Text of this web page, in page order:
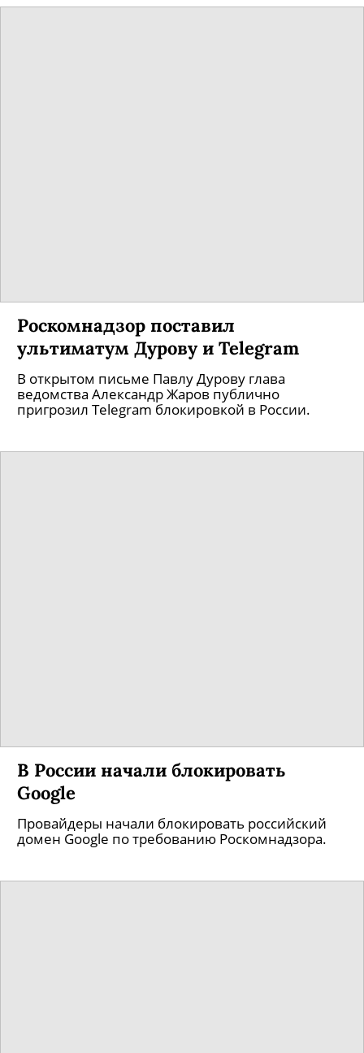
Роскомнадзор поставил
ультиматум Дурову и Telegram
В открытом письме Павлу Дурову глава
ведомства Александр Жаров публично
пригрозил Telegram блокировкой в России.
В России начали блокировать
Google
Провайдеры начали блокировать российский
домен Google по требованию Роскомнадзора.